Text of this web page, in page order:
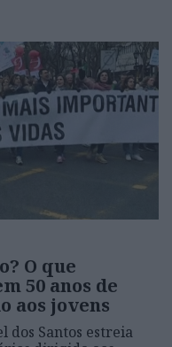
O que
50 anos de
aos jovens
dos Santos estreia